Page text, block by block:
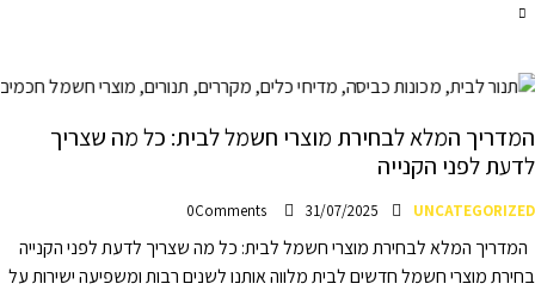
המדריך המלא לבחירת מוצרי חשמל לבית: כל מה שצריך
לדעת לפני הקנייה
UNCATEGORIZED
31/07/2025
0Comments
המדריך המלא לבחירת מוצרי חשמל לבית: כל מה שצריך לדעת לפני הקנייה
בחירת מוצרי חשמל חדשים לבית מלווה אותנו לשנים רבות ומשפיעה ישירות על